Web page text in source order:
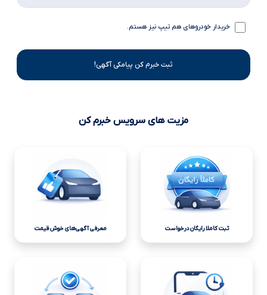
خریدار خودروهای هم تیپ نیز هستم.
ثبت خبرم کن پیامکی آگهی!
مزیت های سرویس خبرم کن
ثبت کاملا رایگان درخواست معرفی آگهی‌های خوش قیمت